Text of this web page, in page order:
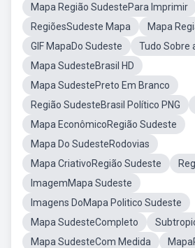
Mapa Região SudestePara Imprimir
RegiõesSudeste Mapa
Mapa
GIF MapaDo Sudeste
Tudo Sobre
Mapa SudesteBrasil HD
Mapa SudestePreto Em Branco
Região SudesteBrasil Político PNG
Mapa EconômicoRegião Sudeste
Mapa Do SudesteRodovias
Mapa CriativoRegião Sudeste
ImagemMapa Sudeste
Imagens DoMapa Politico Sudeste
Mapa SudesteCompleto
Mapa SudesteCom Medida